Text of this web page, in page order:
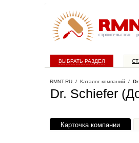
строительство
ВЫБРАТЬ РАЗДЕЛ
RMNT.RU / Каталог компаний /
Dr. Schiefer
Карточка компании